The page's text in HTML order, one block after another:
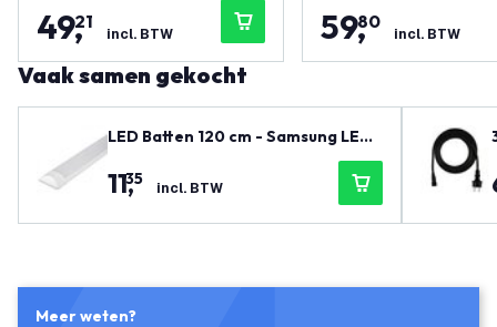
49,
21
incl. BTW 59,
80
incl. BTW
Vaak samen gekocht
LED Batten 120 cm - Samsung LED
Chips - 30W - 140lm/W - 6500K - 5
Jaar Garantie
11,
35 incl. BTW
Meer weten?